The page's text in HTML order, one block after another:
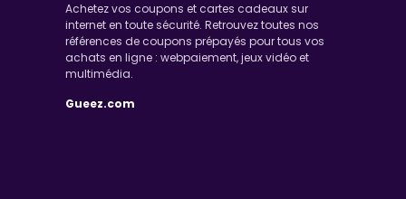
Achetez vos coupons et cartes cadeaux sur
internet en toute sécurité. Retrouvez toutes nos
références de coupons prépayés pour tous vos
achats en ligne : webpaiement, jeux vidéo et
multimédia.
Gueez.com